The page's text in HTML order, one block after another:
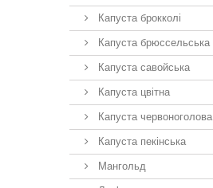
Капуста брокколі
Капуста брюссельська
Капуста савойська
Капуста цвітна
Капуста червоноголова
Капуста пекінська
Мангольд